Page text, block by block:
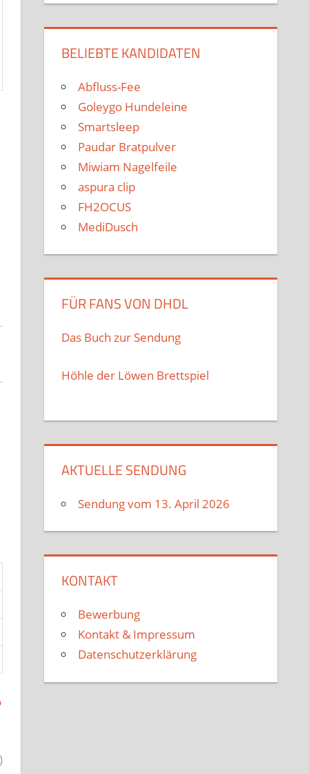
BELIEBTE KANDIDATEN
Abfluss-Fee
Goleygo Hundeleine
Smartsleep
Paudar Bratpulver
Miwiam Nagelfeile
aspura clip
FH2OCUS
MediDusch
FÜR FANS VON DHDL
Das Buch zur Sendung
Höhle der Löwen Brettspiel
AKTUELLE SENDUNG
Sendung vom 13. April 2026
KONTAKT
Bewerbung
Kontakt & Impressum
Datenschutzerklärung